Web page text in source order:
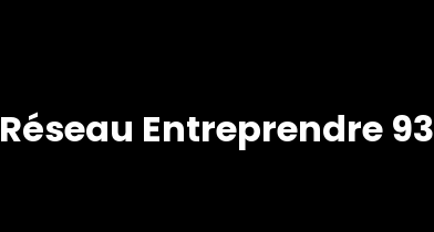
Réseau Entreprendre 93